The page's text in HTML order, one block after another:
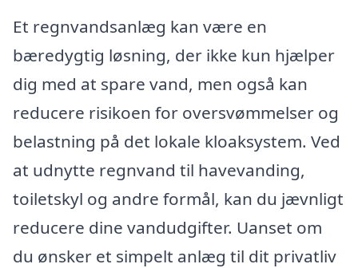
Et regnvandsanlæg kan være en
bæredygtig løsning, der ikke kun hjælper
dig med at spare vand, men også kan
reducere risikoen for oversvømmelser og
belastning på det lokale kloaksystem. Ved
at udnytte regnvand til havevanding,
toiletskyl og andre formål, kan du jævnligt
reducere dine vandudgifter. Uanset om
du ønsker et simpelt anlæg til dit privatliv